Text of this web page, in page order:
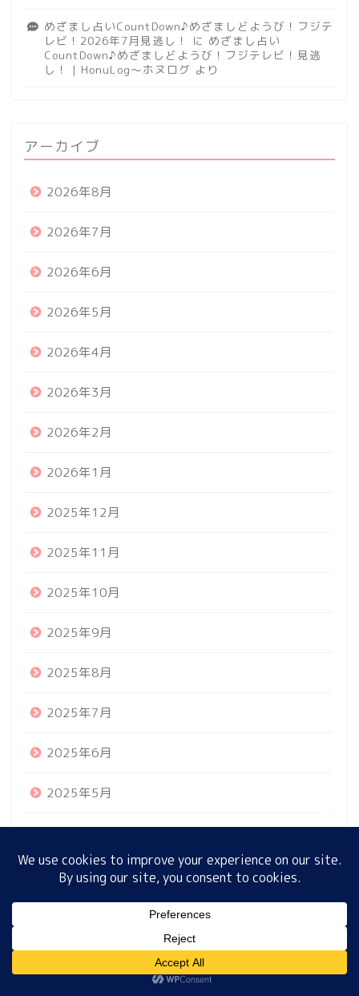
めざまし占いCountDown♪めざましどようび！フジテ
レビ！2026年7月見逃し！
に めざまし占い
CountDown♪めざましどようび！フジテレビ！見逃
し！ | HonuLog～ホヌログ より
アーカイブ
2026年8月
2026年7月
2026年6月
2026年5月
2026年4月
2026年3月
2026年2月
2026年1月
2025年12月
2025年11月
2025年10月
2025年9月
2025年8月
2025年7月
2025年6月
2025年5月
2025年3月
2025年1月
プロフィール サイトマップ